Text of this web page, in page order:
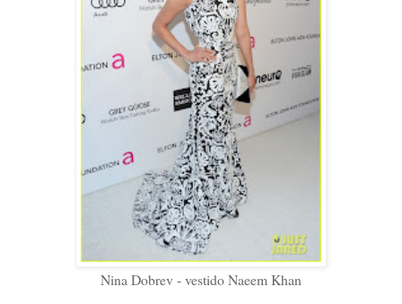
Nina Dobrev - vestido Naeem Khan